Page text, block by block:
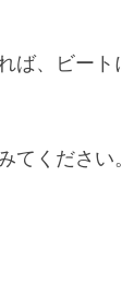
ば、ビー
てください。